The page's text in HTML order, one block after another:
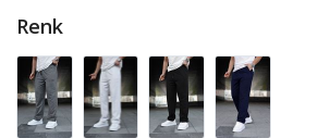
Renk